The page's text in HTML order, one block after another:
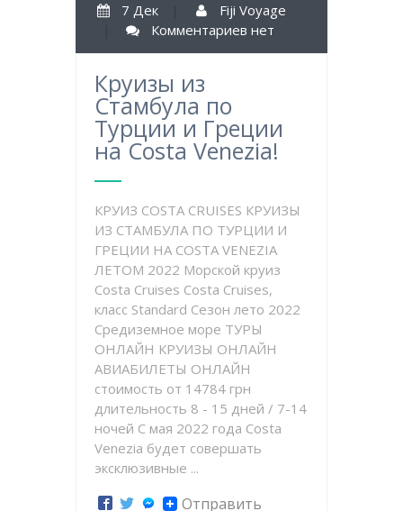
7 Дек
Fiji Voyage
Комментариев нет
Круизы из
Стамбула по
Турции и Греции
на Costa Venezia!
КРУИЗ COSTA CRUISES КРУИЗЫ
ИЗ СТАМБУЛА ПО ТУРЦИИ И
ГРЕЦИИ НА COSTA VENEZIA
ЛЕТОМ 2022 Морской круиз
Costa Cruises Costa Cruises,
класс Standard Сезон лето 2022
Средиземное море ТУРЫ
ОНЛАЙН КРУИЗЫ ОНЛАЙН
АВИАБИЛЕТЫ ОНЛАЙН
стоимость от 14784 грн
длительность 8 - 15 дней / 7-14
ночей С мая 2022 года Costa
Venezia будет совершать
эксклюзивные ...
Отправить